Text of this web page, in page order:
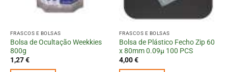
FRASCOS E BOLSAS
Bolsa de Ocultação Weekkies
800g
1,27€
FRASCOS E BOLSAS
Bolsa de Plástico Fecho Zip 60
x 80mm 0.09µ 100 PCS
4,00€